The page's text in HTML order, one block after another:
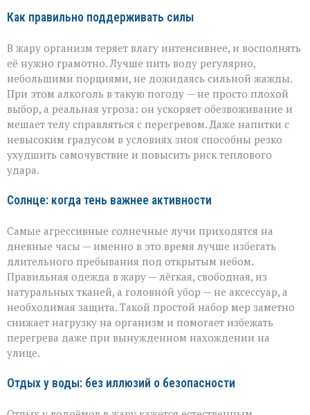
Как правильно поддерживать силы
В жару организм теряет влагу интенсивнее, и восполнять
её нужно грамотно. Лучше пить воду регулярно,
небольшими порциями, не дожидаясь сильной жажды.
При этом алкоголь в такую погоду — не просто плохой
выбор, а реальная угроза: он ускоряет обезвоживание и
мешает телу справляться с перегревом. Даже напитки с
невысоким градусом в условиях зноя способны резко
ухудшить самочувствие и повысить риск теплового
удара.
Солнце: когда тень важнее активности
Самые агрессивные солнечные лучи приходятся на
дневные часы — именно в это время лучше избегать
длительного пребывания под открытым небом.
Правильная одежда в жару — лёгкая, свободная, из
натуральных тканей, а головной убор — не аксессуар, а
необходимая защита. Такой простой набор мер заметно
снижает нагрузку на организм и помогает избежать
перегрева даже при вынужденном нахождении на
улице.
Отдых у воды: без иллюзий о безопасности